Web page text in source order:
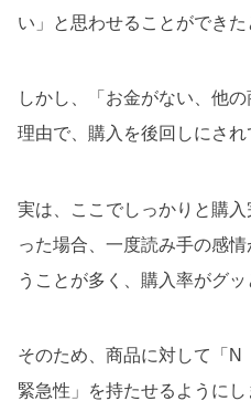
い」と思わせることができた
しかし、「お金がない、他
理由で、購入を後回しにされ
実は、ここでしっかりと購
った場合、一度読み手の感
うことが多く、購入率がグッ
そのため、商品に対して「N
緊急性」を持たせるようにし